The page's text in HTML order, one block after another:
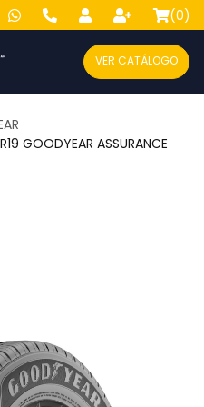
(0)
VER CATÁLOGO
GOODYEAR ASSURANCE